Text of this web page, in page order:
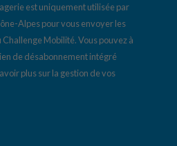
est uniquement utilisée par
Alpes pour vous envoyer les
Mobilité. Vous pouvez à
de désabonnement intégré
plus sur la gestion de vos